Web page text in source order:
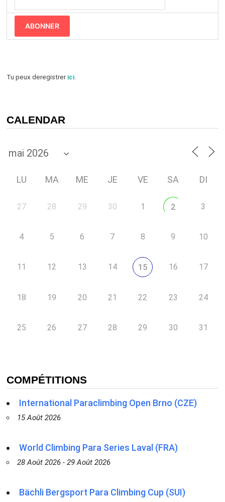
ABONNER
Tu peux deregistrerici.
CALENDAR
LU MA ME JE VE SA DI
27 28 29 30 1 2 3
4 5 6 7 8 9 10
11 12 13 14 15 16 17
18 19 20 21 22 23 24
25 26 27 28 29 30 31
COMPÉTITIONS
International Paraclimbing Open Brno (CZE)
15 Août 2026
World Climbing Para Series Laval (FRA)
28 Août 2026 - 29 Août 2026
Bächli Bergsport Para Climbing Cup (SUI)